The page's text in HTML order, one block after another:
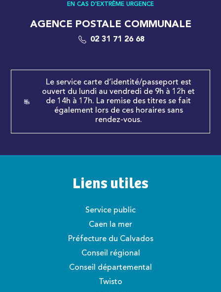
EN CAS D'EXTRÊME URGENCE
AGENCE POSTALE COMMUNALE
02 31 71 26 68
Le service carte d’identité/passeport est
ouvert du lundi au vendredi de 9h à 12h et
de 14h à 17h. La remise des titres se fait
également lors de ces horaires sans
rendez-vous.
Liens utiles
Service public
Caen la mer
Préfecture du Calvados
Conseil régional
Conseil départemental
Twisto